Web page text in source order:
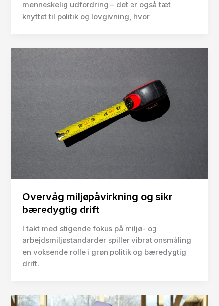
menneskelig udfordring – det er også tæt
knyttet til politik og lovgivning, hvor
Overvåg miljøpåvirkning og sikr
bæredygtig drift
I takt med stigende fokus på miljø- og
arbejdsmiljøstandarder spiller vibrationsmåling
en voksende rolle i grøn politik og bæredygtig
drift.